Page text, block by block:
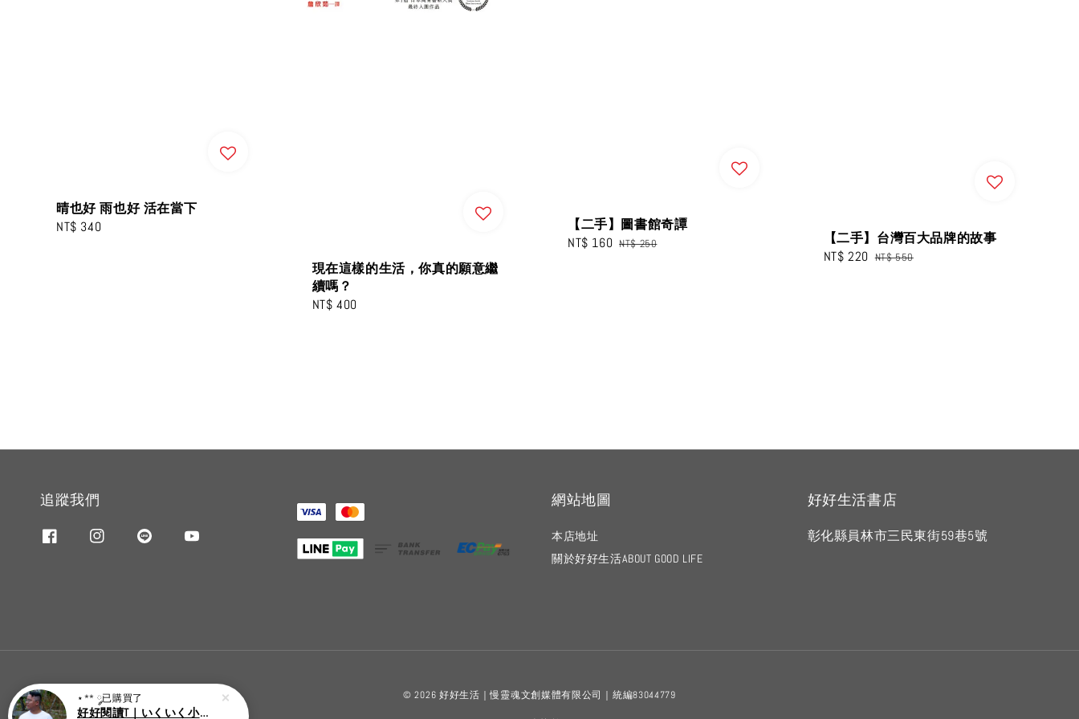
晴也好 雨也好 活在當下
Regular
NT$ 340
現在這樣的生活，你真的願意繼
續嗎？
Regular
NT$ 400
【二手】圖書館奇譚
Sale
NT$ 160 Regular
NT$ 250
【二手】台灣百大品牌的故事
Sale
NT$ 220 Regular
NT$ 550
追蹤我們 網站地圖
本店地址
關於好好生活ABOUT GOOD LIFE
好好生活書店
彰化縣員林市三民東街59巷5號
© 2026 好好生活｜慢靈魂文創媒體有限公司｜統編83044779
⋆** ༘已購買了
好好閱讀T｜いくいく小高潮色計事務所X好好生活書店聯名款